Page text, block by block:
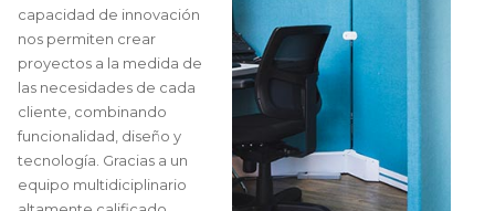
capacidad de innovación
nos permiten crear
proyectos a la medida de
las necesidades de cada
cliente, combinando
funcionalidad, diseño y
tecnología. Gracias a un
equipo multidiciplinario